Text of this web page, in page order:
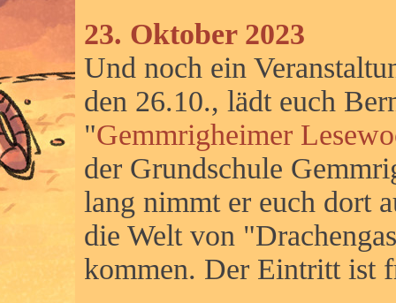
23. Oktober 2023
Und noch ein
den 26.10., lädt euch
"Gemmrigheimer
der Grundschule
lang nimmt er euch dort
die Welt von
kommen. Der Eintritt ist